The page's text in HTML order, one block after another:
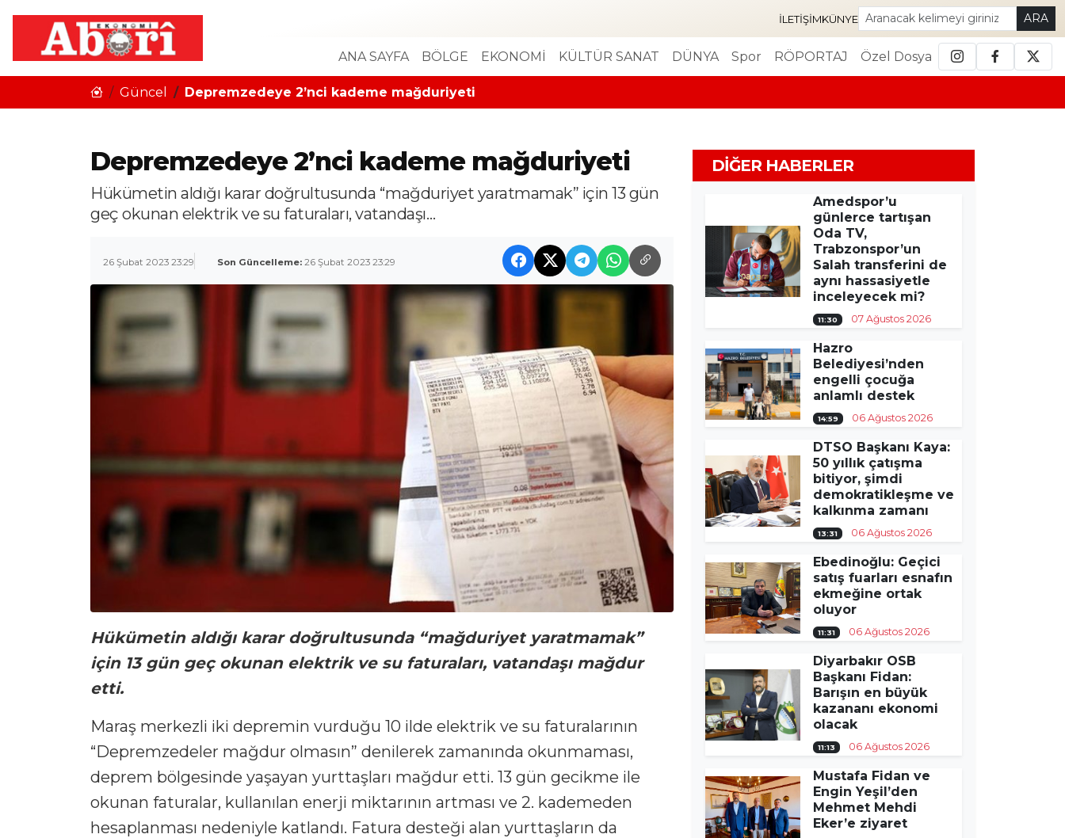
İLETIŞIMKÜNYE ARA
ANA SAYFA BÖLGE EKONOMİ KÜLTÜR SANAT DÜNYA Spor RÖPORTAJ Özel Dosya
Güncel Depremzedeye 2’nci kademe mağduriyeti
Depremzedeye 2’nci kademe mağduriyeti
Hükümetin aldığı karar doğrultusunda “mağduriyet yaratmamak” için 13 gün
geç okunan elektrik ve su faturaları, vatandaşı…
26 Şubat 2023 23:29 Son Güncelleme: 26 Şubat 2023 23:29
Hükümetin aldığı karar doğrultusunda “mağduriyet yaratmamak”
için 13 gün geç okunan elektrik ve su faturaları, vatandaşı mağdur
etti.
Maraş merkezli iki depremin vurduğu 10 ilde elektrik ve su faturalarının
“Depremzedeler mağdur olmasın” denilerek zamanında okunmaması,
deprem bölgesinde yaşayan yurttaşları mağdur etti. 13 gün gecikme ile
okunan faturalar, kullanılan enerji miktarının artması ve 2. kademeden
hesaplanması nedeniyle katlandı. Fatura desteği alan yurttaşların da
DIĞER HABERLER
Amedspor’u
günlerce tartışan
Oda TV,
Trabzonspor’un
Salah transferini de
aynı hassasiyetle
inceleyecek mi?
11:30 07 Ağustos 2026
Hazro
Belediyesi’nden
engelli çocuğa
anlamlı destek
14:59 06 Ağustos 2026
DTSO Başkanı Kaya:
50 yıllık çatışma
bitiyor, şimdi
demokratikleşme ve
kalkınma zamanı
13:31 06 Ağustos 2026
Ebedinoğlu: Geçici
satış fuarları esnafın
ekmeğine ortak
oluyor
11:31 06 Ağustos 2026
Diyarbakır OSB
Başkanı Fidan:
Barışın en büyük
kazananı ekonomi
olacak
11:13 06 Ağustos 2026
Mustafa Fidan ve
Engin Yeşil’den
Mehmet Mehdi
Eker’e ziyaret